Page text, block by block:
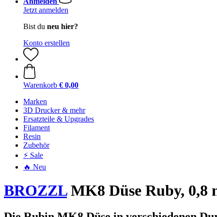
Jetzt anmelden
Bist du neu hier?
Konto erstellen
Warenkorb € 0,00
Marken
3D Drucker & mehr
Ersatzteile & Upgrades
Filament
Resin
Zubehör
⚡ Sale
🔥 Neu
BROZZLMK8 Düse Ruby, 0,8